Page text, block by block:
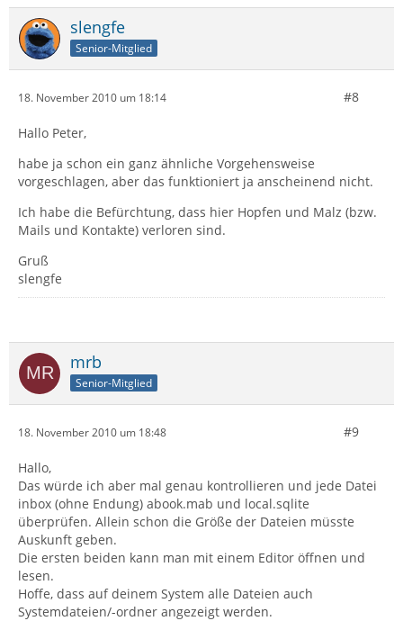
slengfe
Senior-Mitglied
18. November 2010 um 18:14 #8
Hallo Peter,
habe ja schon ein ganz ähnliche Vorgehensweise
vorgeschlagen, aber das funktioniert ja anscheinend nicht.
Ich habe die Befürchtung, dass hier Hopfen und Malz (bzw.
Mails und Kontakte) verloren sind.
Gruß
slengfe
mrb
Senior-Mitglied
18. November 2010 um 18:48 #9
Hallo,
Das würde ich aber mal genau kontrollieren und jede Datei
inbox (ohne Endung) abook.mab und local.sqlite
überprüfen. Allein schon die Größe der Dateien müsste
Auskunft geben.
Die ersten beiden kann man mit einem Editor öffnen und
lesen.
Hoffe, dass auf deinem System alle Dateien auch
Systemdateien/-ordner angezeigt werden.